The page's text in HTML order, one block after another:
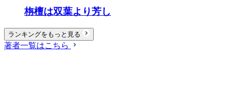
栴檀は双葉より芳し
ランキングをもっと見る
著者一覧はこちら